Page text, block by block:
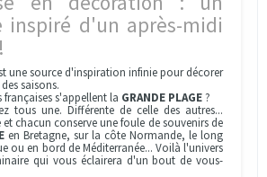
inspiré d'un après-midi
une source d'inspiration infinie pour décorer
saisons.
s'appellent la GRANDE PLAGE?
tous une. Différente de celle des autres...
chacun conserve une foule de souvenirs de
en Bretagne, sur la côte Normande, le long
ou en bord de Méditerranée... Voilà l'univers
qui vous éclairera d'un bout de vous-